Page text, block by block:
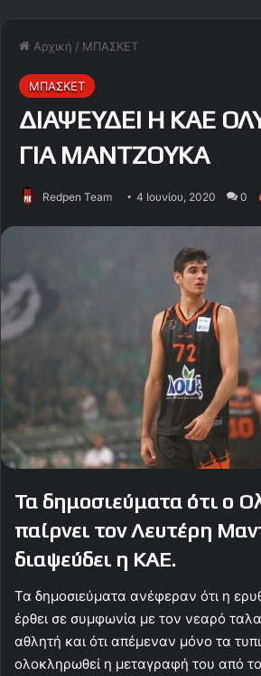
Αρχική / ΜΠΑΣΚΕΤ
ΜΠΑΣΚΕΤ
ΔΙΑΨΕΥΔΕΙ Η ΚΑΕ
ΓΙΑ ΜΑΝΤΖΟΥΚΑ
Redpen Team 4 Ιουνίου, 2020 0
Τα δημοσιεύματα ότι ο
παίρνει τον Λευτέρη
διαψεύδει η ΚΑΕ.
Τα δημοσιεύματα ανέφεραν ότι η
έρθει σε συμφωνία με τον νεαρό
αθλητή και ότι απέμεναν μόνο τα
ολοκληρωθεί η μεταγραφή του από